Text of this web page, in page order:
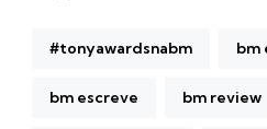
#tonyawardsnabm bm
bm escreve bm review